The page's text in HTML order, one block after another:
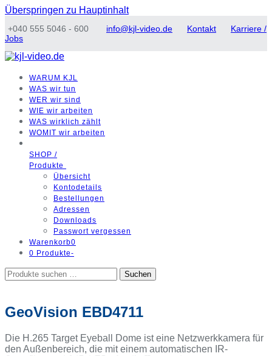
Überspringen zu Hauptinhalt
+040 555 5046 - 600 info@kjl-video.de Kontakt
Karriere /
Jobs
WARUM
KJL
WAS wir tun
WER wir sind
WIE wir arbeiten
WAS wirklich zählt
WOMIT wir arbeiten
SHOP /
Produkte
Übersicht
Kontodetails
Bestellungen
Adressen
Downloads
Passwort vergessen
Warenkorb0
0 Produkte-
Suchen
nach:
Suchen
GeoVision EBD4711
Die H.265 Target Eyeball Dome ist eine Netzwerkkamera für
den Außenbereich, die mit einem automatischen IR-